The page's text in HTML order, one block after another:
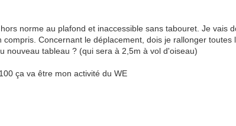
norme au plafond et inaccessible sans tabouret. Je
Concernant le déplacement, dois je rallonger
nouveau tableau ? (qui sera à 2,5m à vol d'oiseau)
ça va être mon activité du WE